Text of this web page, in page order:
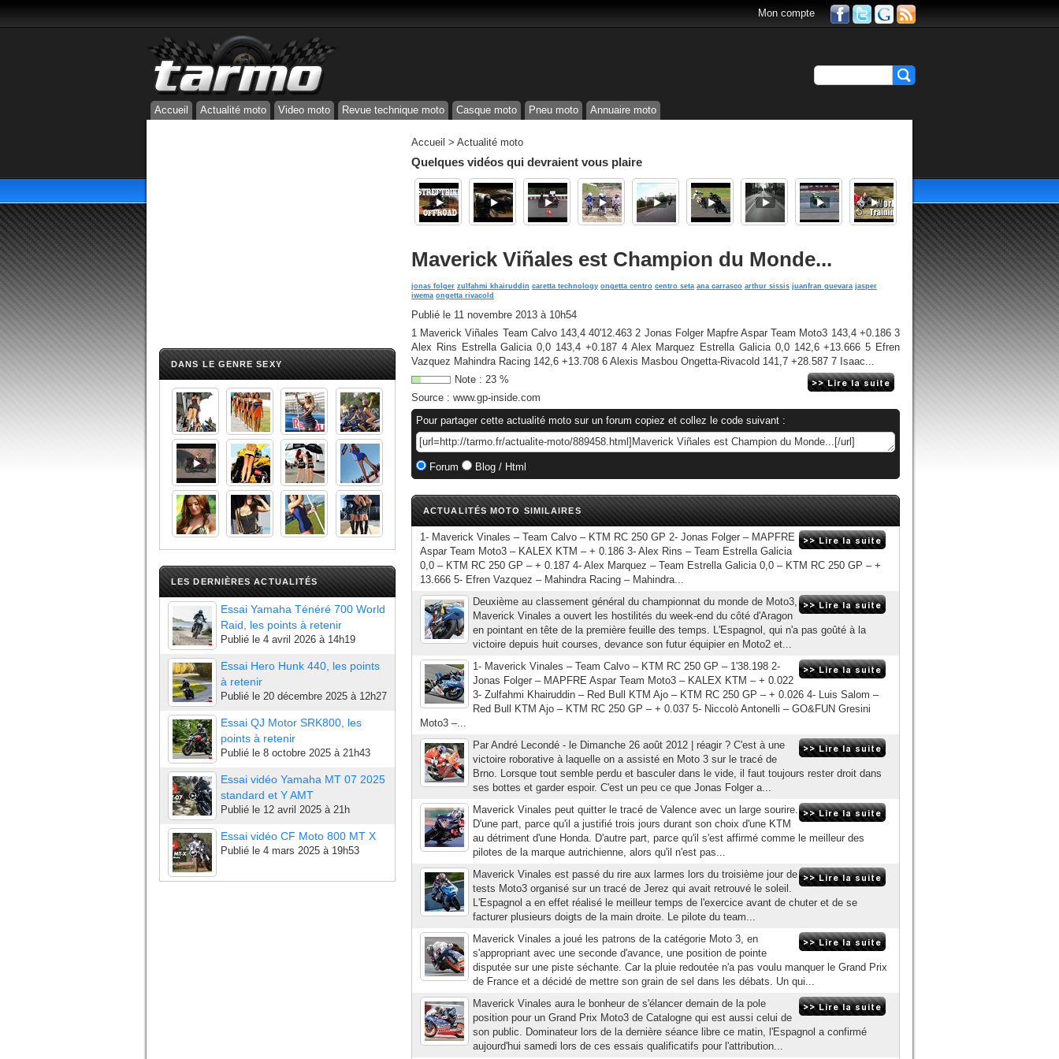
Mon compte
Accueil Actualité moto Video moto Revue technique moto Casque moto Pneu moto Annuaire moto
DANS LE GENRE SEXY
LES DERNIÈRES ACTUALITÉS
Essai Yamaha Ténéré 700 World
Raid, les points à retenir
Publié le 4 avril 2026 à 14h19
Essai Hero Hunk 440, les points
à retenir
Publié le 20 décembre 2025 à 12h27
Essai QJ Motor SRK800, les
points à retenir
Publié le 8 octobre 2025 à 21h43
Essai vidéo Yamaha MT 07 2025
standard et Y AMT
Publié le 12 avril 2025 à 21h
Essai vidéo CF Moto 800 MT X
Publié le 4 mars 2025 à 19h53
Accueil > Actualité moto
Quelques vidéos qui devraient vous plaire
Maverick Viñales est Champion du Monde...
jonas folger zulfahmi khairuddin caretta technology ongetta centro centro seta ana carrasco arthur sissis juanfran guevara jasper
iwema ongetta rivacold
Publié le 11 novembre 2013 à 10h54
1 Maverick Viñales Team Calvo 143,4 40'12.463 2 Jonas Folger Mapfre Aspar Team Moto3 143,4 +0.186 3
Alex Rins Estrella Galicia 0,0 143,4 +0.187 4 Alex Marquez Estrella Galicia 0,0 142,6 +13.666 5 Efren
Vazquez Mahindra Racing 142,6 +13.708 6 Alexis Masbou Ongetta-Rivacold 141,7 +28.587 7 Isaac...
Note : 23 %
Source : www.gp-inside.com
Pour partager cette actualité moto sur un forum copiez et collez le code suivant :
Forum Blog / Html
ACTUALITÉS MOTO SIMILAIRES
1- Maverick Vinales – Team Calvo – KTM RC 250 GP 2- Jonas Folger – MAPFRE
Aspar Team Moto3 – KALEX KTM – + 0.186 3- Alex Rins – Team Estrella Galicia
0,0 – KTM RC 250 GP – + 0.187 4- Alex Marquez – Team Estrella Galicia 0,0 – KTM RC 250 GP – +
13.666 5- Efren Vazquez – Mahindra Racing – Mahindra...
Deuxième au classement général du championnat du monde de Moto3,
Maverick Vinales a ouvert les hostilités du week-end du côté d'Aragon
en pointant en tête de la première feuille des temps. L'Espagnol, qui n'a pas goûté à la
victoire depuis huit courses, devance son futur équipier en Moto2 et...
1- Maverick Vinales – Team Calvo – KTM RC 250 GP – 1'38.198 2-
Jonas Folger – MAPFRE Aspar Team Moto3 – KALEX KTM – + 0.022
3- Zulfahmi Khairuddin – Red Bull KTM Ajo – KTM RC 250 GP – + 0.026 4- Luis Salom –
Red Bull KTM Ajo – KTM RC 250 GP – + 0.037 5- Niccolò Antonelli – GO&FUN Gresini
Moto3 –...
Par André Lecondé - le Dimanche 26 août 2012 | réagir ? C'est à une
victoire roborative à laquelle on a assisté en Moto 3 sur le tracé de
Brno. Lorsque tout semble perdu et basculer dans le vide, il faut toujours rester droit dans
ses bottes et garder espoir. C'est un peu ce que Jonas Folger a...
Maverick Vinales peut quitter le tracé de Valence avec un large sourire.
D'une part, parce qu'il a justifié trois jours durant son choix d'une KTM
au détriment d'une Honda. D'autre part, parce qu'il s'est affirmé comme le meilleur des
pilotes de la marque autrichienne, alors qu'il n'est pas...
Maverick Vinales est passé du rire aux larmes lors du troisième jour de
tests Moto3 organisé sur un tracé de Jerez qui avait retrouvé le soleil.
L'Espagnol a en effet réalisé le meilleur temps de l'exercice avant de chuter et de se
facturer plusieurs doigts de la main droite. Le pilote du team...
Maverick Vinales a joué les patrons de la catégorie Moto 3, en
s'appropriant avec une seconde d'avance, une position de pointe
disputée sur une piste séchante. Car la pluie redoutée n'a pas voulu manquer le Grand Prix
de France et a décidé de mettre son grain de sel dans les débats. Un qui...
Maverick Vinales aura le bonheur de s'élancer demain de la pole
position pour un Grand Prix Moto3 de Catalogne qui est aussi celui de
son public. Dominateur lors de la dernière séance libre ce matin, l'Espagnol a confirmé
aujourd'hui samedi lors de ces essais qualificatifs pour l'attribution...